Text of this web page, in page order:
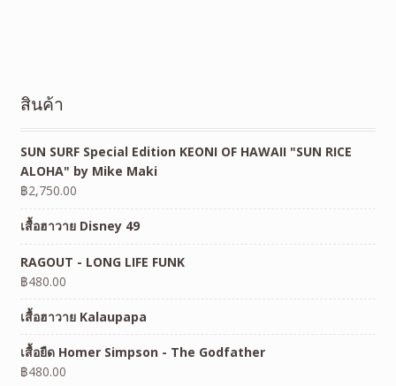
สินค้า
SUN SURF Special Edition KEONI OF HAWAII "SUN RICE
ALOHA" by Mike Maki
฿2,750.00
เสื้อฮาวาย Disney 49
RAGOUT - LONG LIFE FUNK
฿480.00
เสื้อฮาวาย Kalaupapa
เสื้อยืด Homer Simpson - The Godfather
฿480.00